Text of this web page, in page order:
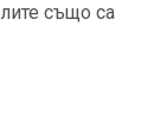
също са